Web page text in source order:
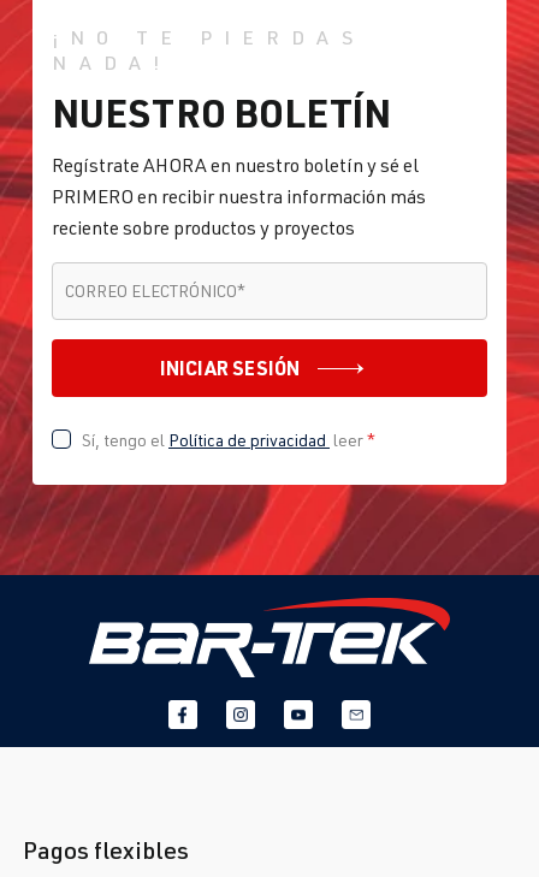
¡NO TE PIERDAS
NADA!
NUESTRO BOLETÍN
Regístrate AHORA en nuestro boletín y sé el
PRIMERO en recibir nuestra información más
reciente sobre productos y proyectos
CORREO ELECTRÓNICO*
INICIAR SESIÓN
Sí, tengo el Política de privacidad leer*
Pagos flexibles